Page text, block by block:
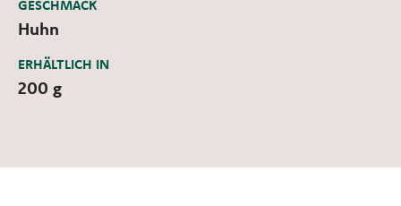
GESCHMACK
Huhn
ERHÄLTLICH IN
200 g